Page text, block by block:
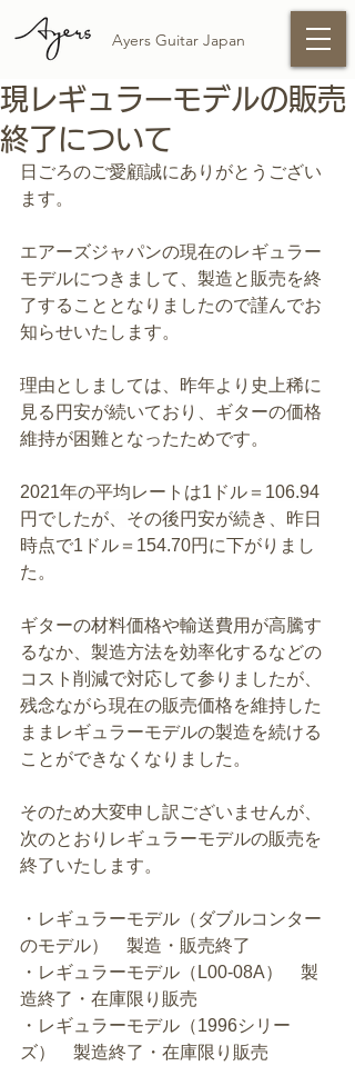
Ayers Guitar Japan
現レギュラーモデルの販売
終了について
日ごろのご愛顧誠にありがとうござい
ます。
エアーズジャパンの現在のレギュラー
モデルにつきまして、製造と販売を終
了することとなりましたので謹んでお
知らせいたします。
理由としましては、昨年より史上稀に
見る円安が続いており、ギターの価格
維持が困難となったためです。
2021年の平均レートは1ドル＝ 106.94
円でしたが、 その後円安が続き、昨日
時点で1ドル＝154.70円に下がりまし
た。
ギターの材料価格や輸送費用が高騰す
るなか、製造方法を効率化するなどの
コスト削減で対応して参りましたが、
残念ながら現在の販売価格を維持した
ままレギュラーモデルの製造を続ける
ことができなくなりました。
そのため大変申し訳ございませんが、
次のとおりレギュラーモデルの販売を
終了いたします。
・レギュラーモデル（ダブルコンター
のモデル）　製造・販売終了
・レギュラーモデル（L00-08A）　製
造終了・在庫限り販売
・レギュラーモデル（1996シリー
ズ）　製造終了・在庫限り販売